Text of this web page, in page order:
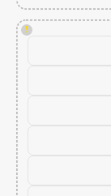
!